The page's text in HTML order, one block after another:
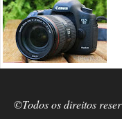
©Todos os direitos